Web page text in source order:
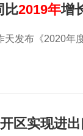
比2019年增
天发布《2020年
区实现进